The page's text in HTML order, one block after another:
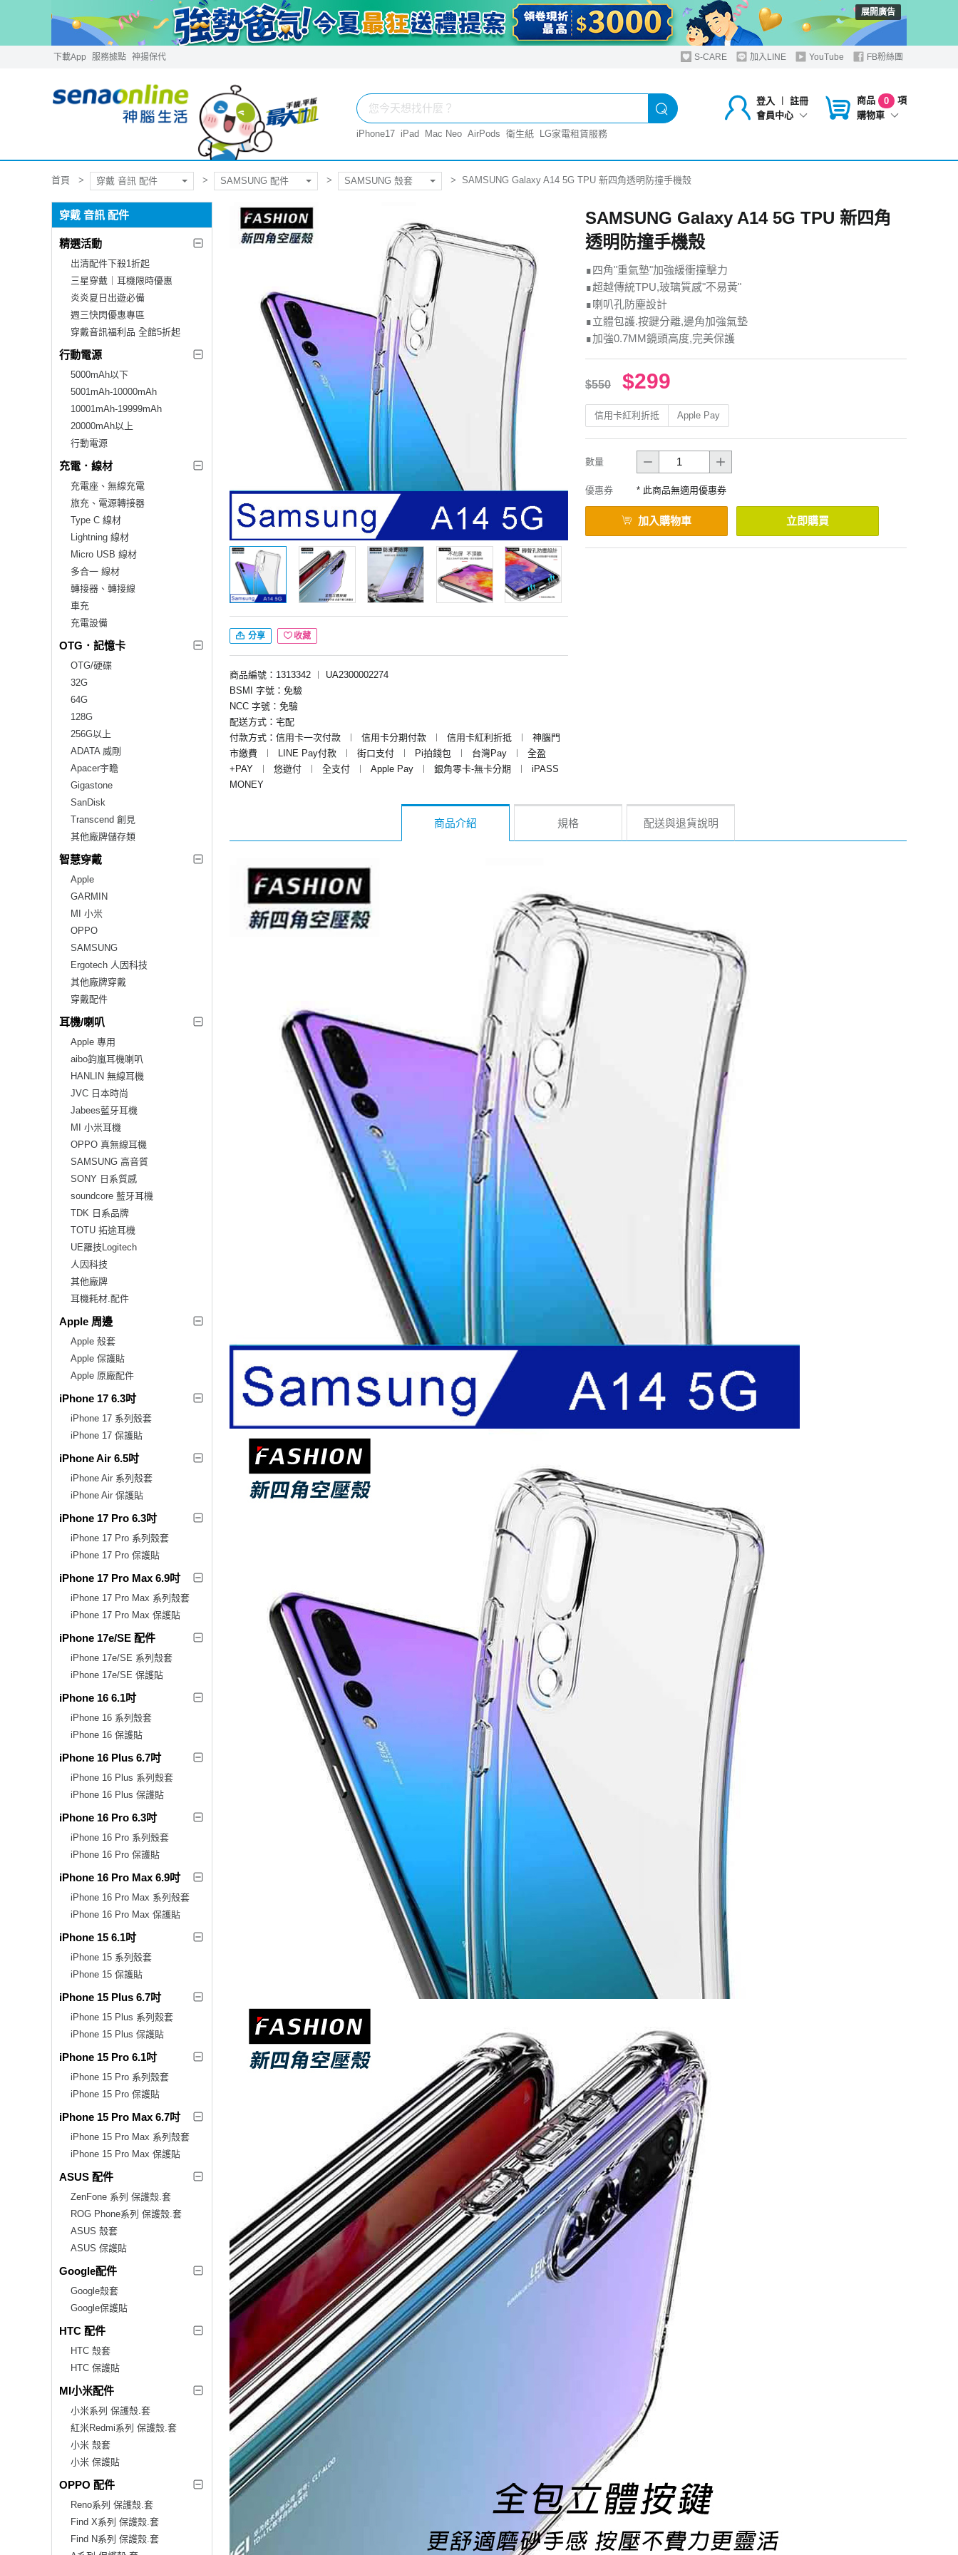
展開廣告
下載App 服務據點 神揚保代 S-CARE 加入LINE YouTube FB粉絲團
登入 ︱
註冊
會員中心
商品 0
項
購物車
iPhone17 iPad Mac Neo AirPods 衛生紙 LG家電租賃服務
首頁 穿戴 音訊 配件 SAMSUNG 配件 SAMSUNG 殼套 SAMSUNG Galaxy A14 5G TPU 新四角透明防撞手機殼
穿戴 音訊 配件
精選活動
出清配件下殺1折起
三星穿戴｜耳機限時優惠
炎炎夏日出遊必備
週三快閃優惠專區
穿戴音訊福利品 全館5折起
行動電源
5000mAh以下
5001mAh-10000mAh
10001mAh-19999mAh
20000mAh以上
行動電源
充電．線材
充電座、無線充電
旅充、電源轉接器
Type C 線材
Lightning 線材
Micro USB 線材
多合一 線材
轉接器、轉接線
車充
充電設備
OTG．記憶卡
OTG/硬碟
32G
64G
128G
256G以上
ADATA 威剛
Apacer宇瞻
Gigastone
SanDisk
Transcend 創見
其他廠牌儲存類
智慧穿戴
Apple
GARMIN
MI 小米
OPPO
SAMSUNG
Ergotech 人因科技
其他廠牌穿戴
穿戴配件
耳機/喇叭
Apple 專用
aibo鈞嵐耳機喇叭
HANLIN 無線耳機
JVC 日本時尚
Jabees藍牙耳機
MI 小米耳機
OPPO 真無線耳機
SAMSUNG 高音質
SONY 日系質感
soundcore 藍牙耳機
TDK 日系品牌
TOTU 拓途耳機
UE羅技Logitech
人因科技
其他廠牌
耳機耗材.配件
Apple 周邊
Apple 殼套
Apple 保護貼
Apple 原廠配件
iPhone 17 6.3吋
iPhone 17 系列殼套
iPhone 17 保護貼
iPhone Air 6.5吋
iPhone Air 系列殼套
iPhone Air 保護貼
iPhone 17 Pro 6.3吋
iPhone 17 Pro 系列殼套
iPhone 17 Pro 保護貼
iPhone 17 Pro Max 6.9吋
iPhone 17 Pro Max 系列殼套
iPhone 17 Pro Max 保護貼
iPhone 17e/SE 配件
iPhone 17e/SE 系列殼套
iPhone 17e/SE 保護貼
iPhone 16 6.1吋
iPhone 16 系列殼套
iPhone 16 保護貼
iPhone 16 Plus 6.7吋
iPhone 16 Plus 系列殼套
iPhone 16 Plus 保護貼
iPhone 16 Pro 6.3吋
iPhone 16 Pro 系列殼套
iPhone 16 Pro 保護貼
iPhone 16 Pro Max 6.9吋
iPhone 16 Pro Max 系列殼套
iPhone 16 Pro Max 保護貼
iPhone 15 6.1吋
iPhone 15 系列殼套
iPhone 15 保護貼
iPhone 15 Plus 6.7吋
iPhone 15 Plus 系列殼套
iPhone 15 Plus 保護貼
iPhone 15 Pro 6.1吋
iPhone 15 Pro 系列殼套
iPhone 15 Pro 保護貼
iPhone 15 Pro Max 6.7吋
iPhone 15 Pro Max 系列殼套
iPhone 15 Pro Max 保護貼
ASUS 配件
ZenFone 系列 保護殼.套
ROG Phone系列 保護殼.套
ASUS 殼套
ASUS 保護貼
Google配件
Google殼套
Google保護貼
HTC 配件
HTC 殼套
HTC 保護貼
MI小米配件
小米系列 保護殼.套
紅米Redmi系列 保護殼.套
小米 殼套
小米 保護貼
OPPO 配件
Reno系列 保護殼.套
Find X系列 保護殼.套
Find N系列 保護殼.套
分享 收藏
商品編號：1313342 ︱
UA2300002274
BSMI 字號：免驗
NCC 字號：免驗
配送方式：宅配
付款方式：信用卡一次付款
︱ 信用卡分期付款 ︱ 信用卡紅利折抵 ︱
神腦門
市繳費
︱ LINE Pay付款 ︱ 街口支付 ︱ Pi拍錢包 ︱ 台灣Pay ︱
全盈
+PAY
︱ 悠遊付 ︱ 全支付 ︱ Apple Pay ︱ 銀角零卡-無卡分期 ︱
iPASS
MONEY
SAMSUNG Galaxy A14 5G TPU 新四角
透明防撞手機殼
∎四角"重氣墊"加強緩衝撞擊力
∎超越傳統TPU,玻璃質感"不易黃"
∎喇叭孔防塵設計
∎立體包護.按鍵分離,邊角加強氣墊
∎加強0.7MM鏡頭高度,完美保護
$550 $299
信用卡紅利折抵 Apple Pay
數量
優惠券 * 此商品無適用優惠券
加入購物車 立即購買
商品介紹 規格 配送與退貨說明